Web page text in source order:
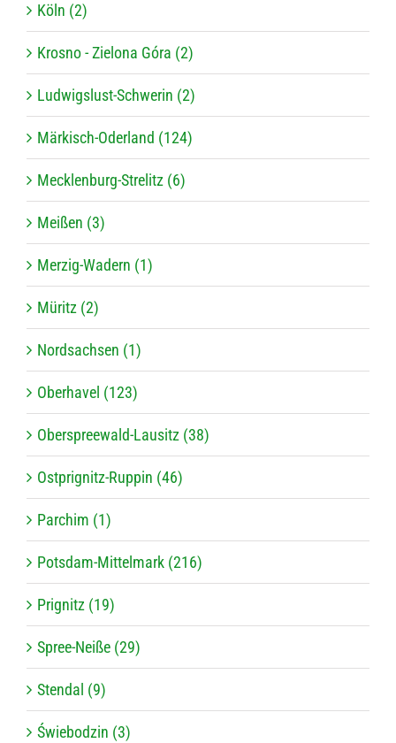
Köln (2)
Krosno - Zielona Góra (2)
Ludwigslust-Schwerin (2)
Märkisch-Oderland (124)
Mecklenburg-Strelitz (6)
Meißen (3)
Merzig-Wadern (1)
Müritz (2)
Nordsachsen (1)
Oberhavel (123)
Oberspreewald-Lausitz (38)
Ostprignitz-Ruppin (46)
Parchim (1)
Potsdam-Mittelmark (216)
Prignitz (19)
Spree-Neiße (29)
Stendal (9)
Świebodzin (3)